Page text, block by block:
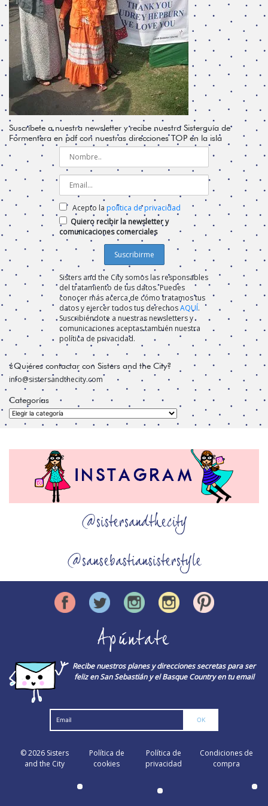
Suscríbete a nuestra newsletter y recibe nuestra Sisterguía de
Formentera en pdf con nuestras direcciones TOP en la isla
Acepto la política de privacidad
Quiero recibir la newsletter y
comunicaciones comerciales
Sisters and the City somos las responsables
del tratamiento de tus datos. Puedes
conocer más acerca de cómo tratamos tus
datos y ejercer todos tus derechosAQUÍ.
Suscribiéndote a nuestras newsletters y
comunicaciones aceptas también nuestra
política de privacidad.
¿Quiéres contactar con Sisters and the City?
info@sistersandthecity.com
Categorías
Categorías
@sistersandthecity
@sansebastiansisterstyle
Apúntate
Recibe nuestros planes y direcciones secretas para ser
feliz en San Sebastián y el Basque Country en tu email
© 2026 Sisters
and the City
Política de
cookies
Política de
privacidad
Condiciones de
compra